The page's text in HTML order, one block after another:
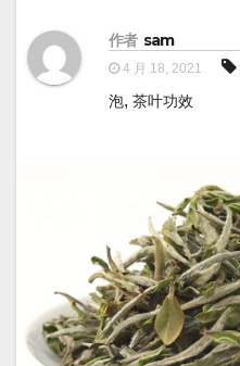
作者 sam
4 月 18, 2021
泡, 茶叶功效